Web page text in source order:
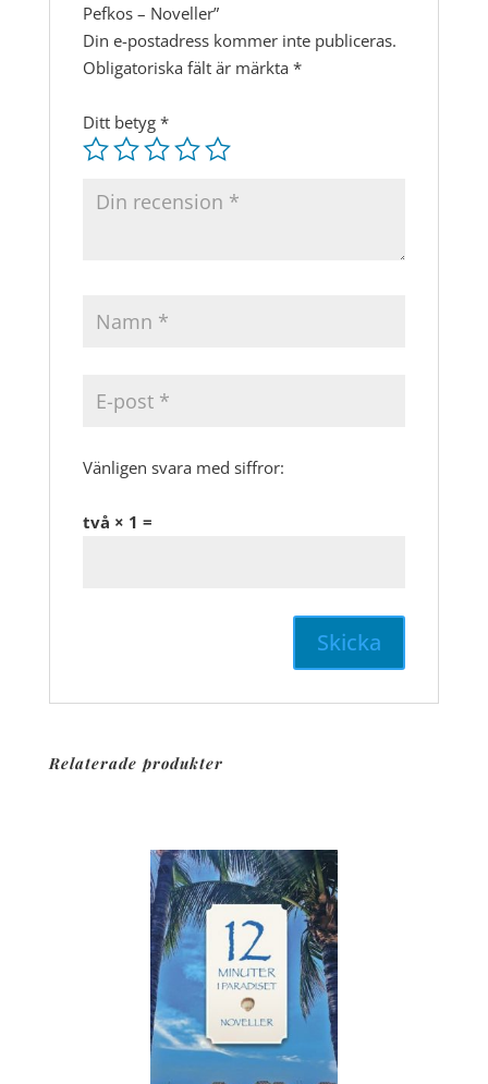
Pefkos – Noveller”
Din e-postadress kommer inte publiceras.
Obligatoriska fält är märkta *
Ditt betyg *
Vänligen svara med siffror:
två × 1 =
Relaterade produkter